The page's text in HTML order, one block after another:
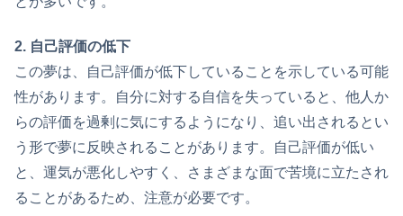
2. 自己評価の低下
この夢は、自己評価が低下していることを示している可能
性があります。自分に対する自信を失っていると、他人か
らの評価を過剰に気にするようになり、追い出されるとい
う形で夢に反映されることがあります。自己評価が低い
と、運気が悪化しやすく、さまざまな面で苦境に立たされ
ることがあるため、注意が必要です。